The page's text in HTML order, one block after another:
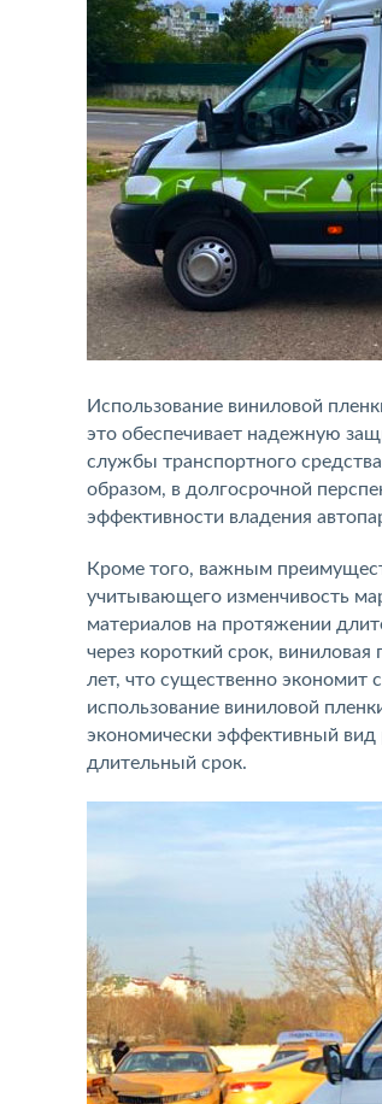
Использование виниловой
это обеспечивает надежную
службы транспортного
образом, в долгосрочной
эффективности владения
Кроме того, важным
учитывающего изменчивость
материалов на протяжении
через короткий срок,
лет, что существенно экономит
использование виниловой
экономически эффективный
длительный срок.